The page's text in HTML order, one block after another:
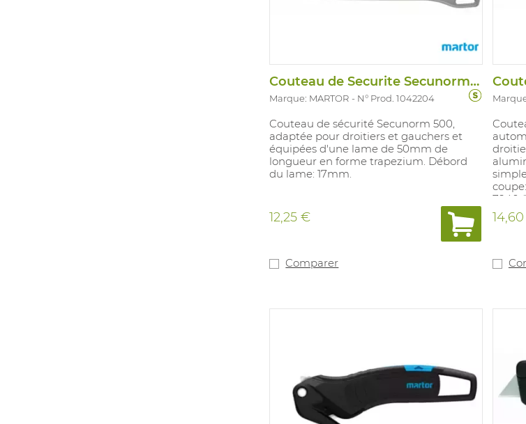
Couteau de Securite Secunorm 500 17MM
Marque: MARTOR N° Prod. 1042204
Couteau de sécurité Secunorm 500,
adaptée pour droitiers et gauchers et
équipées d'une lame de 50mm de
longueur en forme trapezium. Débord
du lame: 17mm.
12,25 €
Comparer
7940